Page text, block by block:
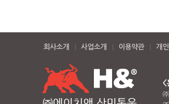
회사소개 사업소개 이용약관 개